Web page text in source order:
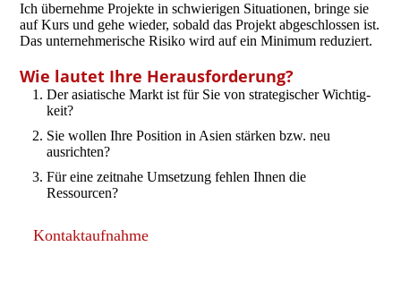
Ich über­­nehme Projekte in schwie­rigen Situa­tionen, bringe sie
auf Kurs und gehe wieder, sobald das Projekt abge­schlossen ist.
Das unternehmerische Risiko wird auf ein Minimum reduziert.
Wie lautet Ihre Heraus­forderung?
Der asiatische Markt ist für Sie von strate­gischer Wichtig­
keit?
Sie wollen Ihre Position in Asien stärken bzw. neu
ausrichten?
Für eine zeit­nahe Umset­zung fehlen Ihnen die
Ressourcen?
Kontaktaufnahme